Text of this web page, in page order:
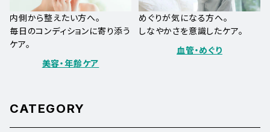
内側から整えたい方へ。
毎日のコンディションに寄り添う
ケア。
美容・年齢ケア
めぐりが気になる方へ。
しなやかさを意識したケア。
血管・めぐり
CATEGORY